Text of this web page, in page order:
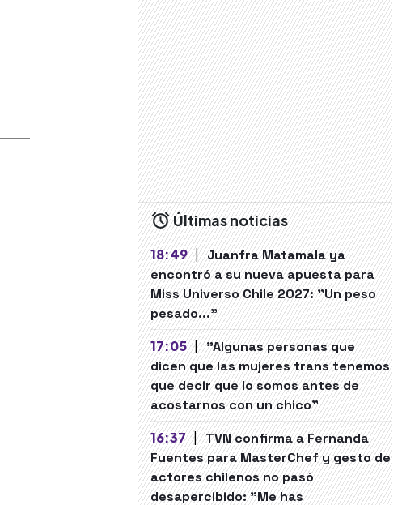
Últimas noticias
18:49 | Juanfra Matamala ya
encontró a su nueva apuesta para
Miss Universo Chile 2027: "Un peso
pesado..."
17:05 | "Algunas personas que
dicen que las mujeres trans tenemos
que decir que lo somos antes de
acostarnos con un chico"
16:37 | TVN confirma a Fernanda
Fuentes para MasterChef y gesto de
actores chilenos no pasó
desapercibido: "Me has